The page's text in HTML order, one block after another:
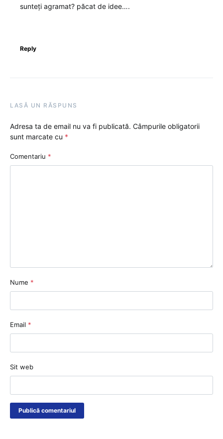
sunteți agramat? păcat de idee….
Reply
LASĂ UN RĂSPUNS
Adresa ta de email nu va fi publicată. Câmpurile obligatorii
sunt marcate cu *
Comentariu *
Nume *
Email *
Sit web